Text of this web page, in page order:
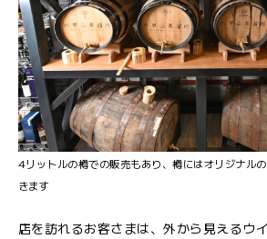
4リットルの樽での販売もあり、樽にはオリジナル
きます
店を訪れるお客さまは、外から見えるウ